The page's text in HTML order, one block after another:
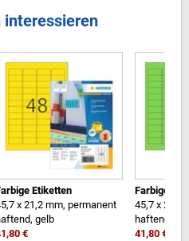
interessieren
Etiketten
x 21,2 mm, permanent
gelb
€
Farbige
45,7 x 21,2
haftend,
41,80 €